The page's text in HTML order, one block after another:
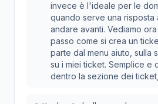
invece è l'ideale per le
quando serve una
andare avanti. Vediamo
passo come si crea un
parte dal menu aiuto, sulla
su i miei ticket. Semplice e
dentro la sezione dei